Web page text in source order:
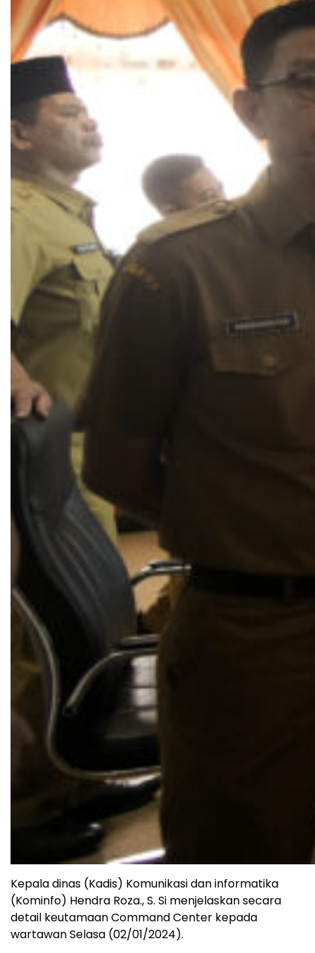
Kepala dinas (Kadis) Komunikasi dan informatika
(Kominfo) Hendra Roza., S. Si menjelaskan secara
detail keutamaan Command Center kepada
wartawan Selasa (02/01/2024).